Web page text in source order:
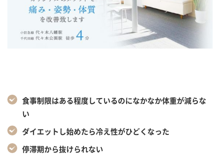
食事制限はある程度しているのになかなか体重が減らな
い
ダイエットし始めたら冷え性がひどくなった
停滞期から抜けられない